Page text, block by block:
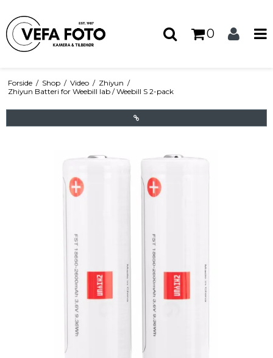
0
Forside / Shop / Video / Zhiyun /
Zhiyun Batteri for Weebill lab / Weebill S 2-pack